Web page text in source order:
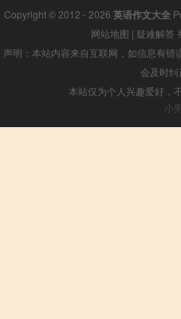
Copyright © 2012 - 2026 英语作文大全
网站地图 | 疑难解答
声明：本站内容来自互联网，如信息有
会及时
本站仅为个人兴趣爱好，
小